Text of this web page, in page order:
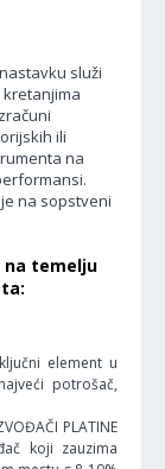
služi
ili
na
na sopstveni
na temelju
element u
potrošač,
PLATINE
koji zauzima